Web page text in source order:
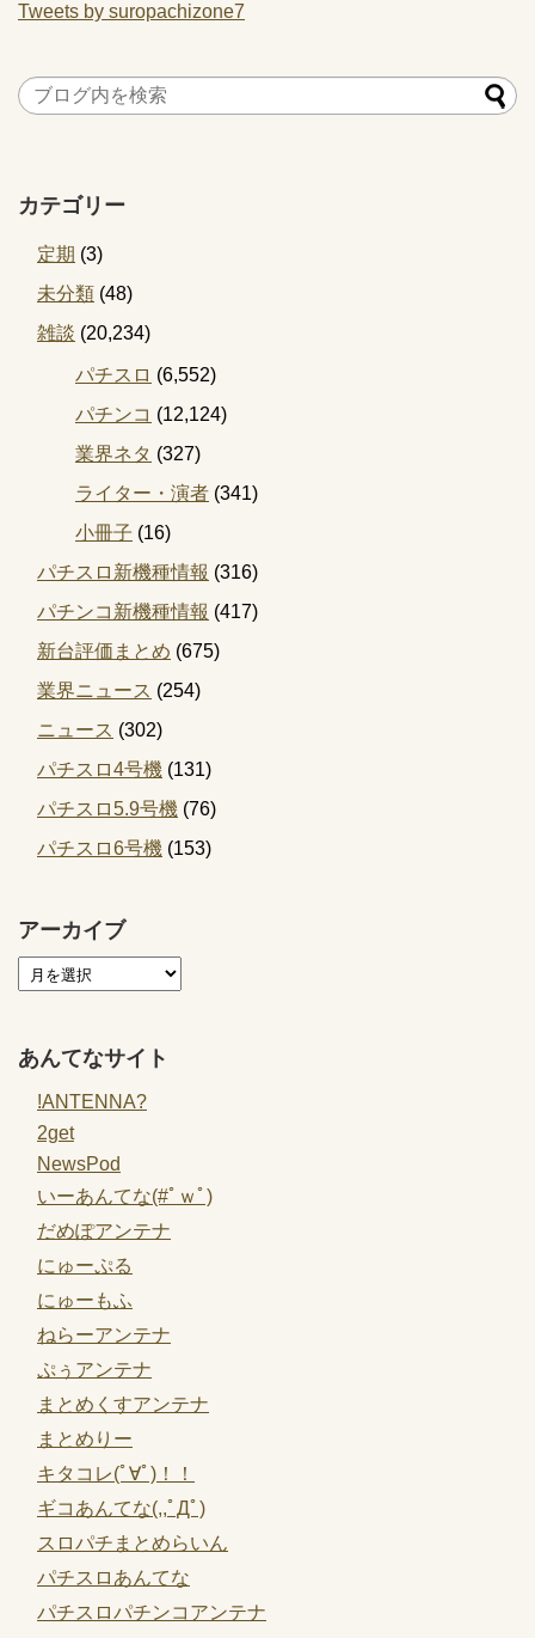
Tweets by suropachizone7
カテゴリー
定期 (3)
未分類 (48)
雑談 (20,234)
パチスロ (6,552)
パチンコ (12,124)
業界ネタ (327)
ライター・演者 (341)
小冊子 (16)
パチスロ新機種情報 (316)
パチンコ新機種情報 (417)
新台評価まとめ (675)
業界ニュース (254)
ニュース (302)
パチスロ4号機 (131)
パチスロ5.9号機 (76)
パチスロ6号機 (153)
アーカイブ
あんてなサイト
!ANTENNA?
2get
NewsPod
いーあんてな(#ﾟｗﾟ)
だめぽアンテナ
にゅーぷる
にゅーもふ
ねらーアンテナ
ぷぅアンテナ
まとめくすアンテナ
まとめりー
キタコレ(ﾟ∀ﾟ)！！
ギコあんてな(,,ﾟДﾟ)
スロパチまとめらいん
パチスロあんてな
パチスロパチンコアンテナ